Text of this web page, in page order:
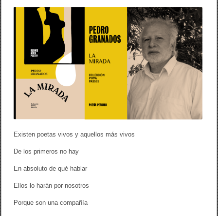
b
o
k
ar
v
i
y
p
e
a
m
s
s
Existen poetas vivos y aquellos más vivos
De los primeros no hay
En absoluto de qué hablar
Ellos lo harán por nosotros
Porque son una compañía